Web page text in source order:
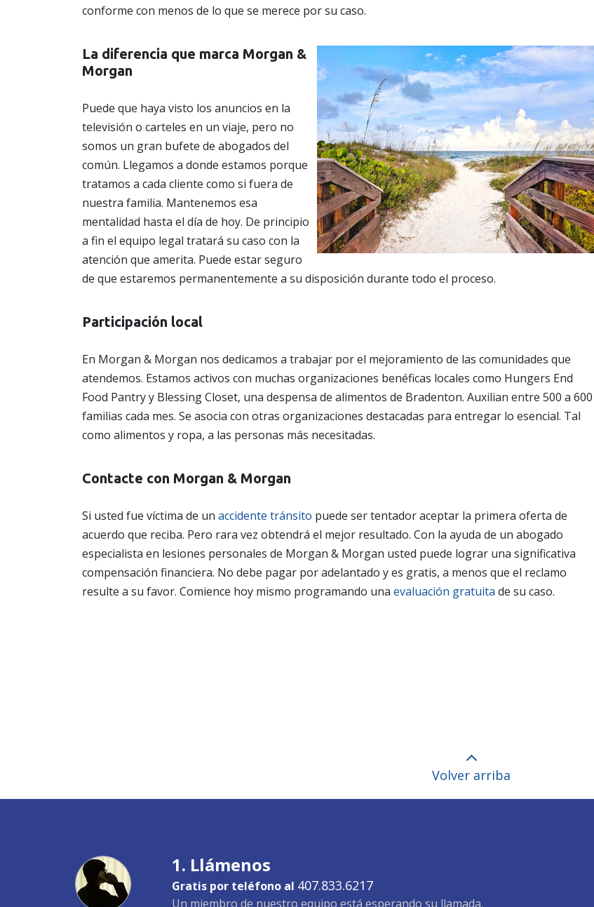
conforme con menos de lo que se merece por su caso.
La diferencia que marca Morgan &
Morgan
Puede que haya visto los anuncios en la
televisión o carteles en un viaje, pero no
somos un gran bufete de abogados del
común. Llegamos a donde estamos porque
tratamos a cada cliente como si fuera de
nuestra familia. Mantenemos esa
mentalidad hasta el día de hoy. De principio
a fin el equipo legal tratará su caso con la
atención que amerita. Puede estar seguro
de que estaremos permanentemente a su disposición durante todo el proceso.
Participación local
En Morgan & Morgan nos dedicamos a trabajar por el mejoramiento de las comunidades que
atendemos. Estamos activos con muchas organizaciones benéficas locales como Hungers End
Food Pantry y Blessing Closet, una despensa de alimentos de Bradenton. Auxilian entre 500 a 600
familias cada mes. Se asocia con otras organizaciones destacadas para entregar lo esencial. Tal
como alimentos y ropa, a las personas más necesitadas.
Contacte con Morgan & Morgan
Si usted fue víctima de un accidente tránsito puede ser tentador aceptar la primera oferta de
acuerdo que reciba. Pero rara vez obtendrá el mejor resultado. Con la ayuda de un abogado
especialista en lesiones personales de Morgan & Morgan usted puede lograr una significativa
compensación financiera. No debe pagar por adelantado y es gratis, a menos que el reclamo
resulte a su favor. Comience hoy mismo programando una evaluación gratuita de su caso.
Volver arriba
1. Llámenos
Gratis por teléfono al 407.833.6217
Un miembro de nuestro equipo está esperando su llamada.